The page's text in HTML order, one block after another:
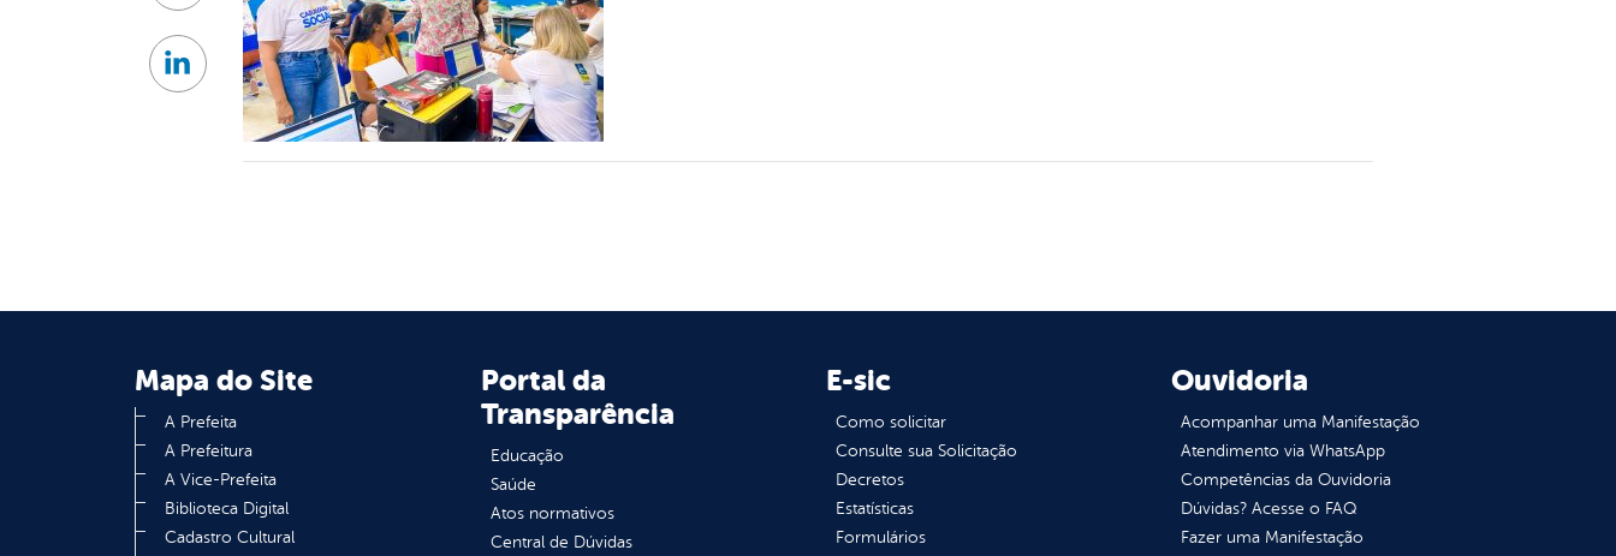
Linkedin
Mapa do Site
A Prefeita
A Prefeitura
A Vice-Prefeita
Biblioteca Digital
Cadastro Cultural
Portal da
Transparência
Educação
Saúde
Atos normativos
Central de Dúvidas
E-sic
Como solicitar
Consulte sua Solicitação
Decretos
Estatísticas
Formulários
Ouvidoria
Acompanhar uma Manifestação
Atendimento via WhatsApp
Competências da Ouvidoria
Dúvidas? Acesse o FAQ
Fazer uma Manifestação